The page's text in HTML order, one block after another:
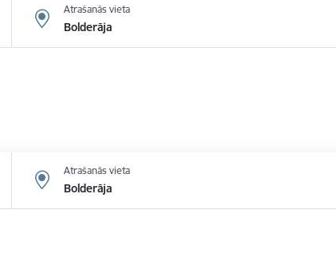
Atrašanās vieta
Bolderāja
Atrašanās vieta
Bolderāja